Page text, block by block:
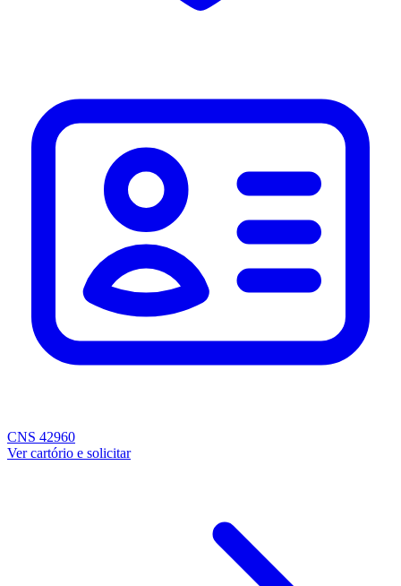
CNS 42960
Ver cartório e solicitar